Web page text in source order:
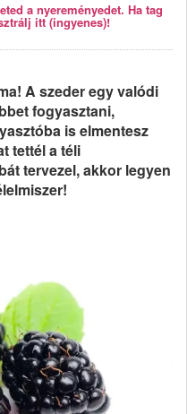
a nyereményedet. Ha tag
itt (ingyenes)!
A szeder egy valódi
fogyasztani,
is elmentesz
tettél a téli
tervezel, akkor legyen